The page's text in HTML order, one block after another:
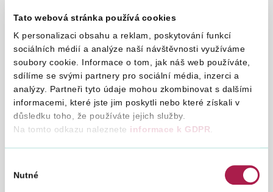
Tato webová stránka používá cookies
K personalizaci obsahu a reklam, poskytování funkcí
sociálních médií a analýze naší návštěvnosti využíváme
soubory cookie. Informace o tom, jak náš web používáte,
sdílíme se svými partnery pro sociální média, inzerci a
analýzy. Partneři tyto údaje mohou zkombinovat s dalšími
informacemi, které jste jim poskytli nebo které získali v
důsledku toho, že používáte jejich služby.
Na tomto odkazu naleznete informace k GDPR
souhlasu
Nutné
z řad zaměstnanců, na které se začaly 11. listopadu 2019
sbírat finanční prostředky. Do dobročinné akce se zapojila
všechna pracoviště Finanční správy napříč republikou.
„Jsem velice ráda, že má Finanční správa zaměstnance,
kteří dokážou spojit síly a pomoci těm, kteří to zrovna
potřebují. V průběhu února dojde k oficiálnímu předání
šeků, aby rodiny mohly začít využívat peníze ze sbírky co
nejdříve,“chválí výtěžek charitativního projektu generální
ředitelka Finanční správy Tatjana Richterová
peníze pomohou rodinám s jejich komplikovanou situací.
Malý Matyášek využije finance na neurovývojové terapie na
rozvoj řeči a kognitivních schopností, díky kterým se mu
zlepší motorika, pozornost, řeč a porozumění. Paní Pavlína